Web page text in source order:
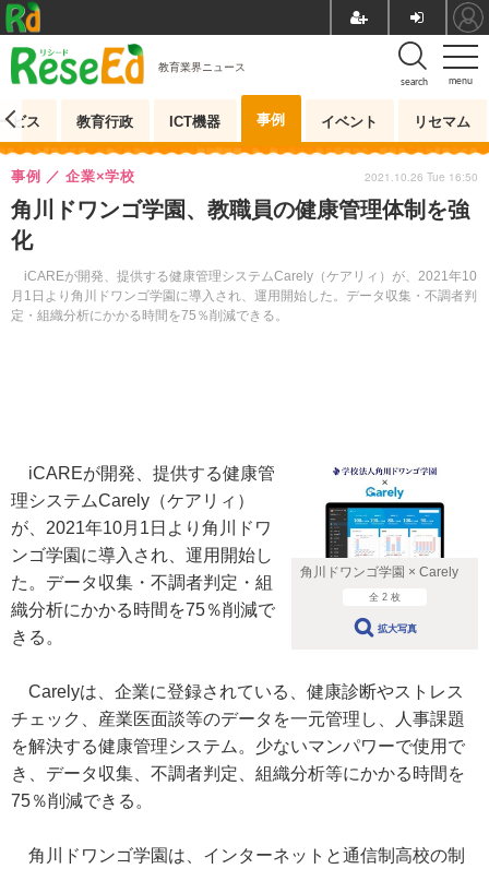
menu
search
教育業界ニュース
ビス 教育行政 ICT機器 事例 イベント リセマム
角川ドワンゴ学園、教職員の健康管理体制を強
化
iCAREが開発、提供する健康管理システムCarely（ケアリィ）が、2021年10
月1日より角川ドワンゴ学園に導入され、運用開始した。データ収集・不調者判
定・組織分析にかかる時間を75％削減できる。
事例 企業×学校 2021.10.26 Tue 16:50
角川ドワンゴ学園 × Carely
全 2 枚
拡大写真
iCAREが開発、提供する健康管
理システムCarely（ケアリィ）
が、2021年10月1日より角川ドワ
ンゴ学園に導入され、運用開始し
た。データ収集・不調者判定・組
織分析にかかる時間を75％削減で
きる。
Carelyは、企業に登録されている、健康診断やストレス
チェック、産業医面談等のデータを一元管理し、人事課題
を解決する健康管理システム。少ないマンパワーで使用で
き、データ収集、不調者判定、組織分析等にかかる時間を
75％削減できる。
角川ドワンゴ学園は、インターネットと通信制高校の制